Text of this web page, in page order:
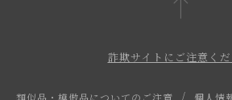
詐欺サイトにご注意く